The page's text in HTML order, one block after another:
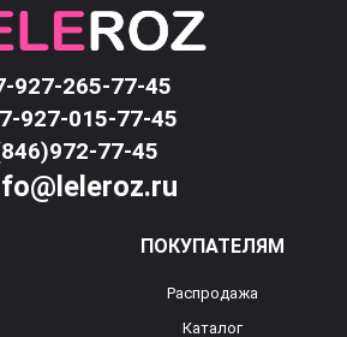
927-265-77-45
927-015-77-45
77-45
ПОКУПАТЕЛЯМ
Распродажа
Каталог